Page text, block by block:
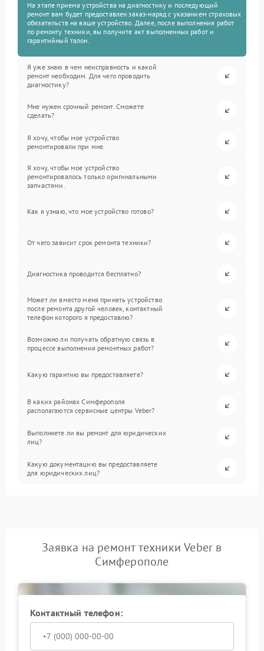
На этапе приема устройства на диагностику и последующий
ремонт вам будет предоставлен заказ-наряд с указанием страховых
обязательств на ваше устройство. Далее, после выполнения работ
по ремонту техники, вы получите акт выполненных работ и
гарантийный талон.
Я уже знаю в чем неисправность и какой
ремонт необходим. Для чего проводить
диагностику?
Мне нужен срочный ремонт. Сможете
сделать?
Я хочу, чтобы мое устройство
ремонтировали при мне.
Я хочу, чтобы мое устройство
ремонтировалось только оригинальными
запчастями.
Как я узнаю, что мое устройство готово?
От чего зависит срок ремонта техники?
Диагностика проводится бесплатно?
Может ли вместо меня принять устройство
после ремонта другой человек, контактный
телефон которого я предоставлю?
Возможно ли получать обратную связь в
процессе выполнения ремонтных работ?
Какую гарантию вы предоставляете?
В каких районах Симферополя
располагаются сервисные центры Veber?
Выполняете ли вы ремонт для юридических
лиц?
Какую документацию вы предоставляете
для юридических лиц?
Заявка на ремонт техники Veber в
Симферополе
Контактный телефон: